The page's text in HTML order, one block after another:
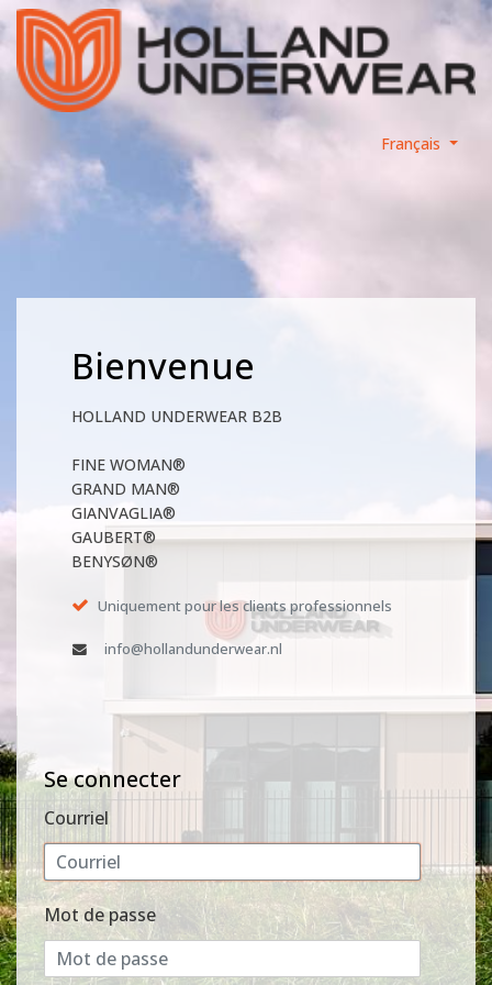
Français
Bienvenue
HOLLAND UNDERWEAR B2B
FINE WOMAN®
GRAND MAN®
GIANVAGLIA®
GAUBERT®
BENYSØN®
Uniquement pour les clients professionnels
info@hollandunderwear.nl
Se connecter
Courriel
Mot de passe